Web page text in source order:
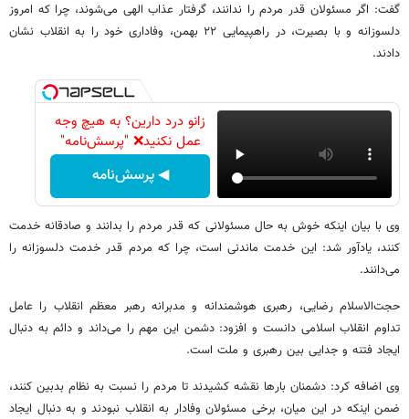
گفت: اگر مسئولان قدر مردم را ندانند، گرفتار عذاب الهی می‌شوند، چرا که امروز
دلسوزانه و با بصیرت، در راهپیمایی ۲۲ بهمن، وفاداری خود را به انقلاب نشان
دادند.
زانو درد دارین؟ به هیچ وجه
عمل نکنید❌ "پرسش‌نامه"
◀ پرسش‌نامه
وی با بیان اینکه خوش به حال مسئولانی که قدر مردم را بدانند و صادقانه خدمت
کنند، یادآور شد: این خدمت ماندنی است، چرا که مردم قدر خدمت دلسوزانه را
می‌دانند.
حجت‌الاسلام رضایی، رهبری هوشمندانه و مدبرانه رهبر معظم انقلاب را عامل
تداوم انقلاب اسلامی دانست و افزود: دشمن این مهم را می‌داند و دائم به دنبال
ایجاد فتنه و جدایی بین رهبری و ملت است.
وی اضافه کرد: دشمنان بارها نقشه کشیدند تا مردم را نسبت به نظام بدبین کنند،
ضمن اینکه در این میان، برخی مسئولان وفادار به انقلاب نبودند و به دنبال ایجاد